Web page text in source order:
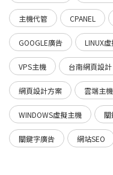
主機代管 CPANEL
GOOGLE廣告 LINUX
VPS主機 台南網頁設計
網頁設計方案 雲端主機
WINDOWS虛擬主機
關鍵字廣告 網站SEO